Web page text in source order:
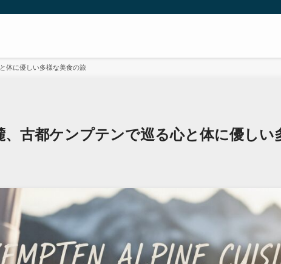
体に優しい多様な美食の旅
、古都ケンプテンで巡る心と体に優しい